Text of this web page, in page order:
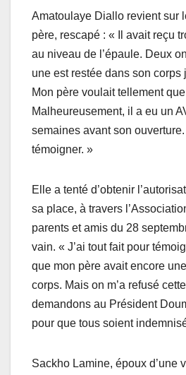
Amatoulaye Diallo revient sur
père, rescapé : « Il avait reçu
au niveau de l’épaule. Deux
une est restée dans son corps
Mon père voulait tellement
Malheureusement, il a eu un
semaines avant son ouverture.
témoigner. »
Elle a tenté d’obtenir
sa place, à travers
parents et amis du 28
vain. « J’ai tout fait pour
que mon père avait encore
corps. Mais on m’a refusé
demandons au Président
pour que tous soient
Sackho Lamine, époux d’une